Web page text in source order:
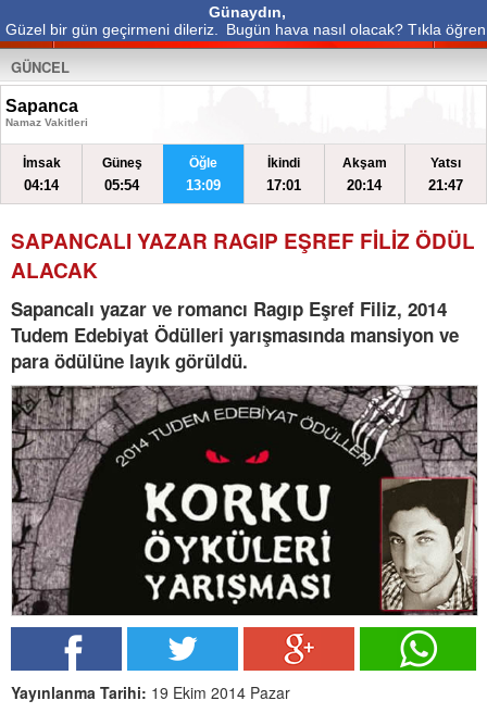
Günaydın,
Güzel bir gün geçirmeni dileriz.
Bugün hava nasıl olacak? Tıkla öğren
GÜNCEL
Sapanca
Namaz Vakitleri
İmsak
04:14
Güneş
05:54
Öğle
13:09
İkindi
17:01
Akşam
20:14
Yatsı
21:47
SAPANCALI YAZAR RAGIP EŞREF FİLİZ ÖDÜL
ALACAK
Sapancalı yazar ve romancı Ragıp Eşref Filiz, 2014
Tudem Edebiyat Ödülleri yarışmasında mansiyon ve
para ödülüne layık görüldü.
Yayınlanma Tarihi: 19 Ekim 2014 Pazar